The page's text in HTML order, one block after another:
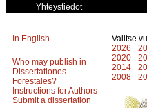
Yhteystiedot
In English
Who may publish in
Dissertationes
Forestales?
Instructions for Authors
Submit a dissertation
Valitse
2026
2020
2014
2008